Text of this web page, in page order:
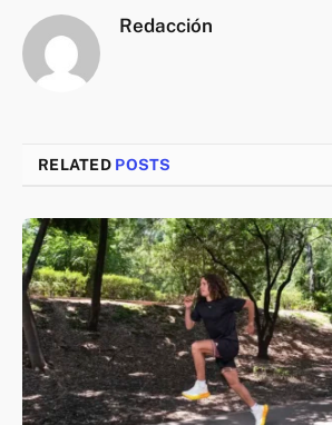
Redacción
RELATED POSTS